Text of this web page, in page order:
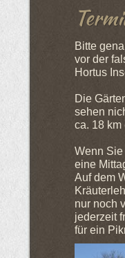
Bitte
vor der
Hortus
Die
sehen
ca. 18 km
Wenn
eine
Auf dem
nur noch
jederzeit
für ein